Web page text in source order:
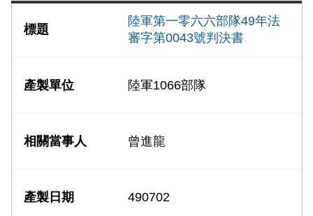
陸軍第一零六六部隊49年法
審字第0043號判決書
陸軍1066部隊
曾進龍
490702